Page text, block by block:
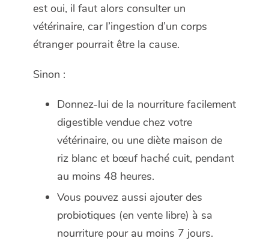
est oui, il faut alors consulter un
vétérinaire, car l’ingestion d’un corps
étranger pourrait être la cause.
Sinon :
Donnez-lui de la nourriture facilement
digestible vendue chez votre
vétérinaire, ou une diète maison de
riz blanc et bœuf haché cuit, pendant
au moins 48 heures.
Vous pouvez aussi ajouter des
probiotiques (en vente libre) à sa
nourriture pour au moins 7 jours.